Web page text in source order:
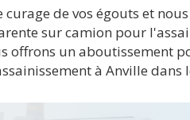
de vos égouts et
sur camion pour
offrons un aboutissement
à Anville dans